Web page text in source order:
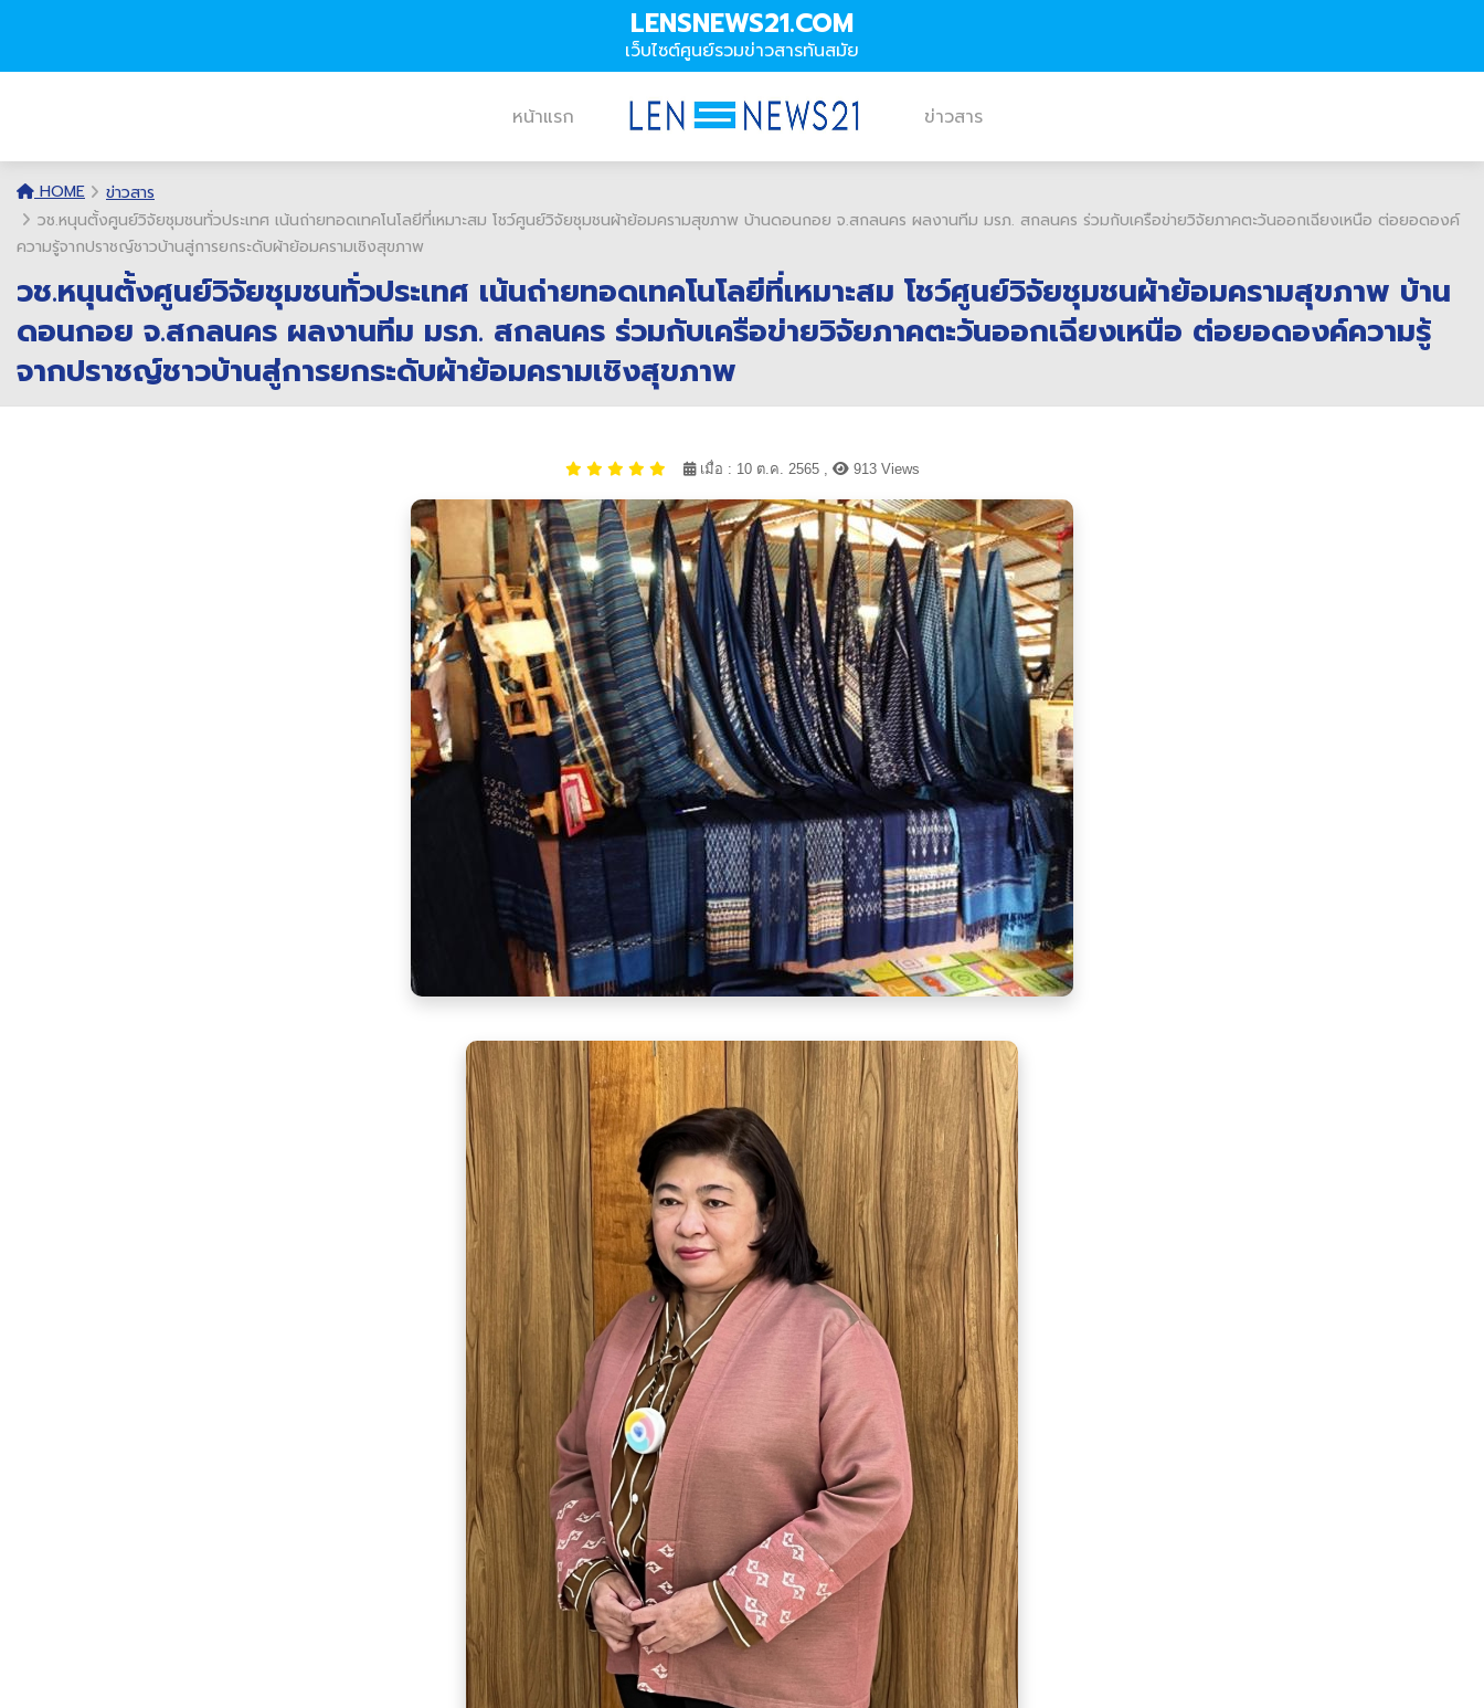
LENSNEWS21.COM
เว็บไซต์ศูนย์รวมข่าวสารทันสมัย
หน้าแรก ข่าวสาร
HOME
ข่าวสาร
วช.หนุนตั้งศูนย์วิจัยชุมชนทั่วประเทศ เน้นถ่ายทอดเทคโนโลยีที่เหมาะสม โชว์ศูนย์วิจัยชุมชนผ้าย้อมครามสุขภาพ บ้านดอนกอย จ.สกลนคร ผลงานทีม มรภ. สกลนคร ร่วมกับเครือข่ายวิจัยภาคตะวันออกเฉียงเหนือ ต่อยอดองค์
ความรู้จากปราชญ์ชาวบ้านสู่การยกระดับผ้าย้อมครามเชิงสุขภาพ
วช.หนุนตั้งศูนย์วิจัยชุมชนทั่วประเทศ เน้นถ่ายทอดเทคโนโลยีที่เหมาะสม โชว์ศูนย์วิจัยชุมชนผ้าย้อมครามสุขภาพ บ้าน
ดอนกอย จ.สกลนคร ผลงานทีม มรภ. สกลนคร ร่วมกับเครือข่ายวิจัยภาคตะวันออกเฉียงเหนือ ต่อยอดองค์ความรู้
จากปราชญ์ชาวบ้านสู่การยกระดับผ้าย้อมครามเชิงสุขภาพ
เมื่อ : 10 ต.ค. 2565 , 913 Views